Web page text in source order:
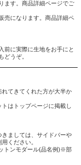
ます。商品詳細ページでご
売になります。商品詳細ペ
前に実際に生地をお手にと
どうぞ。
てきてくれた方が大半か
はトップページに掲載し
ましては、サイドバーや
ください。
トンモダール(品名例)※部